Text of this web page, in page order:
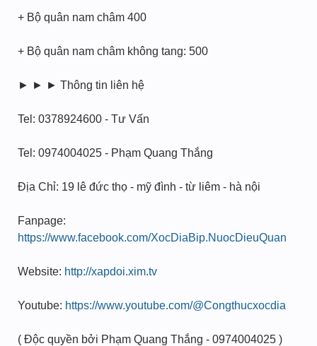
+ Bộ quân nam châm 400
+ Bộ quân nam châm không tang: 500
► ► ► Thông tin liên hệ
Tel: 0378924600 - Tư Vấn
Tel: 0974004025 - Phạm Quang Thắng
Địa Chỉ: 19 lê đức thọ - mỹ đình - từ liêm - hà nội
Fanpage:
https://www.facebook.com/XocDiaBip.NuocDieuQuan
Website: http://xapdoi.xim.tv
Youtube: https://www.youtube.com/@Congthucxocdia
( Độc quyền bởi Phạm Quang Thắng - 0974004025 )